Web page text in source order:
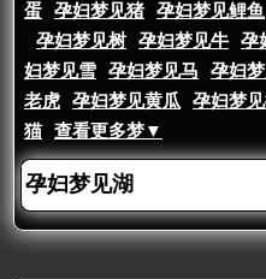
蛋
孕妇梦见猪 孕妇梦见鲤鱼
孕妇梦见树
孕妇梦见牛 孕
妇梦见雪
孕妇梦见马 孕妇
老虎
孕妇梦见黄瓜 孕妇梦
猫
查看更多梦▼